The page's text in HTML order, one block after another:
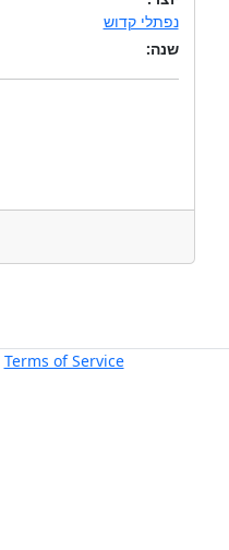
נפתלי קדוש
שנה:
Terms of Service